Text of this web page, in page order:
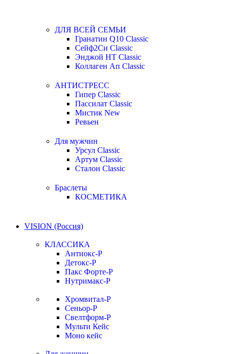
ДЛЯ ВСЕЙ СЕМЬИ
Гранатин Q10 Classic
Сейф2Си Classic
Энджой НТ Classic
Коллаген Ап Classic
АНТИСТРЕСС
Гипер Classic
Пассилат Classic
Мистик New
Ревьен
Для мужчин
Урсул Classic
Артум Classic
Сталон Classic
Браслеты
КОСМЕТИКА
VISION (Россия)
КЛАССИКА
Антиокс-Р
Детокс-Р
Пакс Форте-Р
Нутримакс-Р
Хромвитал-Р
Сеньор-Р
Свелтформ-Р
Мульти Кейс
Моно кейс